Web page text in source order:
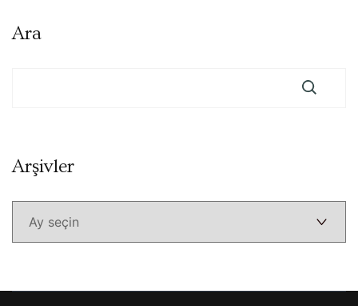
Ara
ArşivlerArşivler